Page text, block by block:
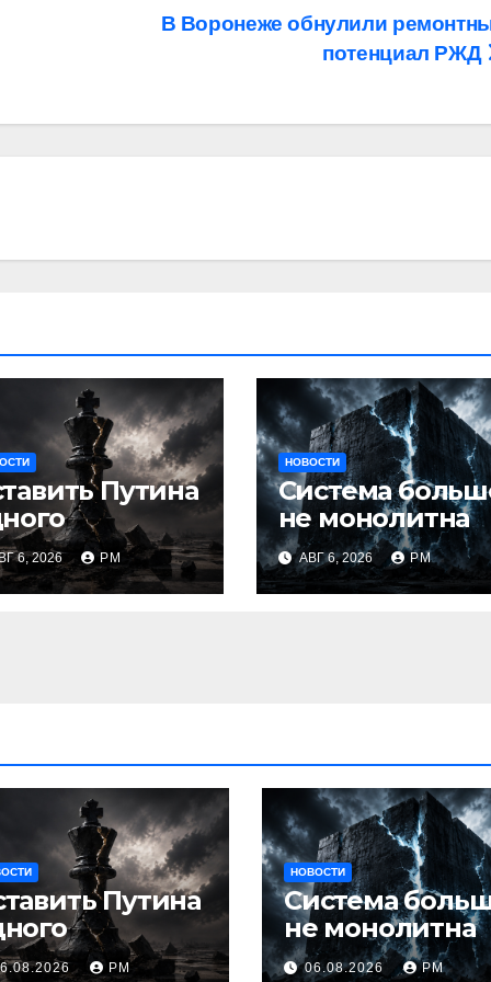
В Воронеже обнулили
потенциал РЖД
Путина
6, 2026 РМ
НОВОСТИ
Система
не монолитна
АВГ 6, 2026 РМ
Путина
РМ
НОВОСТИ
Система
не монолитна
06.08.2026 РМ